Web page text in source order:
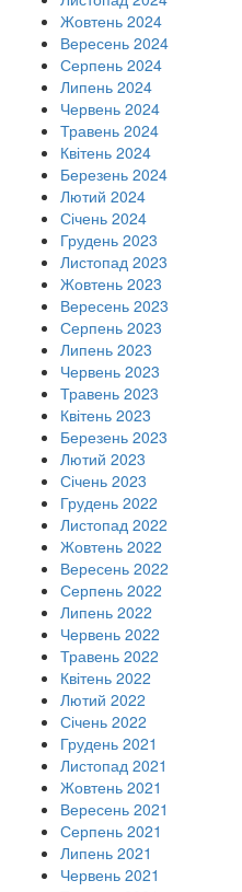
Жовтень 2024
Вересень 2024
Серпень 2024
Липень 2024
Червень 2024
Травень 2024
Квітень 2024
Березень 2024
Лютий 2024
Січень 2024
Грудень 2023
Листопад 2023
Жовтень 2023
Вересень 2023
Серпень 2023
Липень 2023
Червень 2023
Травень 2023
Квітень 2023
Березень 2023
Лютий 2023
Січень 2023
Грудень 2022
Листопад 2022
Жовтень 2022
Вересень 2022
Серпень 2022
Липень 2022
Червень 2022
Травень 2022
Квітень 2022
Лютий 2022
Січень 2022
Грудень 2021
Листопад 2021
Жовтень 2021
Вересень 2021
Серпень 2021
Липень 2021
Червень 2021